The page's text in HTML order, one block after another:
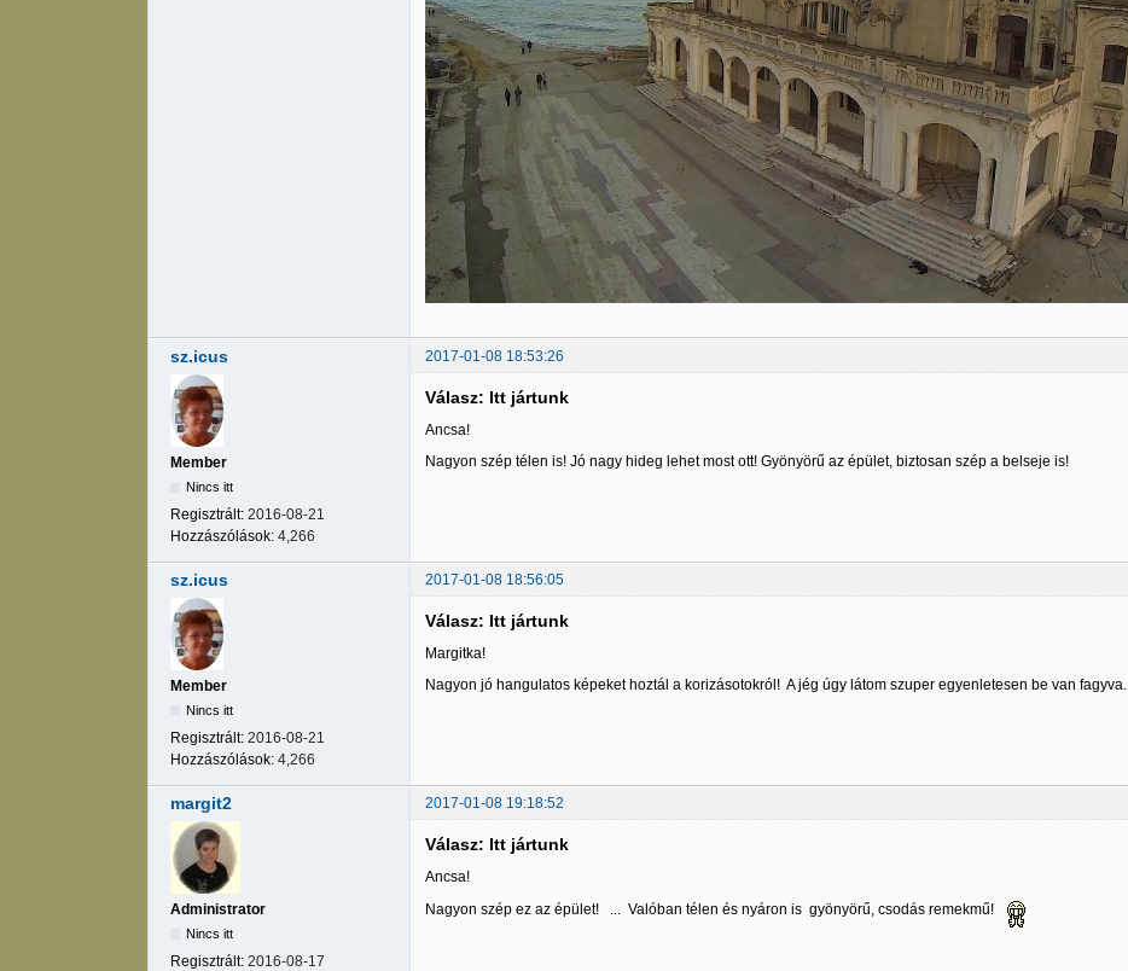
sz.icus 2017-01-08 18:53:26
Member
Nincs itt
Regisztrált: 2016-08-21
Hozzászólások: 4,266
Válasz: Itt jártunk
Ancsa!
Nagyon szép télen is! Jó nagy hideg lehet most ott! Gyönyörű az épület, biztosan szép a belseje is!
sz.icus 2017-01-08 18:56:05
Member
Nincs itt
Regisztrált: 2016-08-21
Hozzászólások: 4,266
Válasz: Itt jártunk
Margitka!
Nagyon jó hangulatos képeket hoztál a korizásotokról! A jég úgy látom szuper egyenletesen be van fagyva.
margit2 2017-01-08 19:18:52
Administrator
Nincs itt
Regisztrált: 2016-08-17
Válasz: Itt jártunk
Ancsa!
Nagyon szép ez az épület! ... Valóban télen és nyáron is gyönyörű, csodás remekmű!